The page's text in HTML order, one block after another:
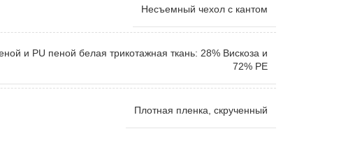
Несъемный чехол с кантом
и PU пеной белая трикотажная ткань: 28% Вискоза и
72% PE
Плотная пленка, скрученный